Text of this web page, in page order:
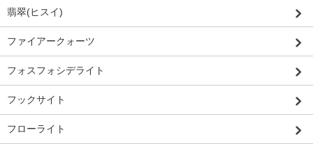
翡翠(ヒスイ)
ファイアークォーツ
フォスフォシデライト
フックサイト
フローライト